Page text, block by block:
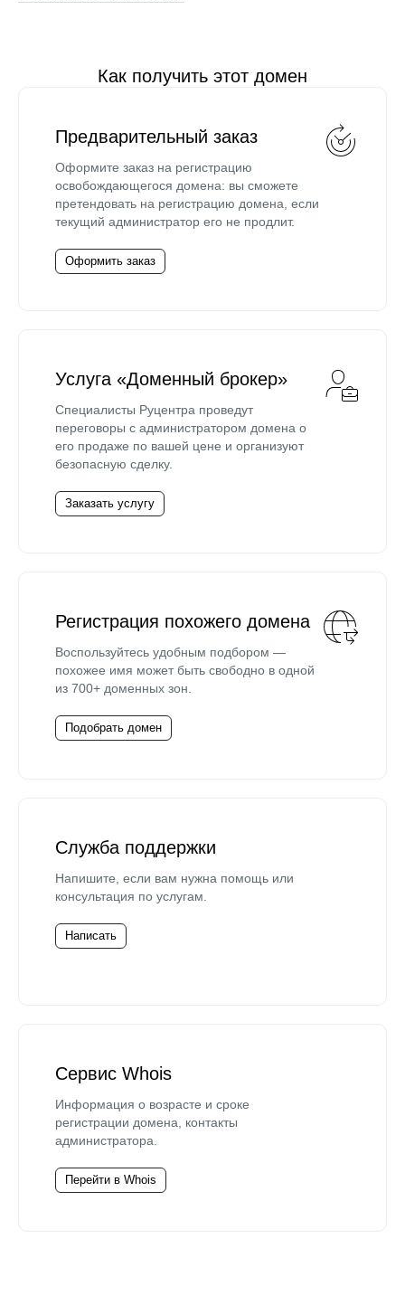
Как получить этот домен
Предварительный заказ
Оформите заказ на регистрацию
освобождающегося домена: вы сможете
претендовать на регистрацию домена, если
текущий администратор его не продлит.
Оформить заказ
Услуга «Доменный брокер»
Специалисты Руцентра проведут
переговоры с администратором домена о
его продаже по вашей цене и организуют
безопасную сделку.
Заказать услугу
Регистрация похожего домена
Воспользуйтесь удобным подбором —
похожее имя может быть свободно в одной
из 700+ доменных зон.
Подобрать домен
Служба поддержки
Напишите, если вам нужна помощь или
консультация по услугам.
Написать
Сервис Whois
Информация о возрасте и сроке
регистрации домена, контакты
администратора.
Перейти в Whois